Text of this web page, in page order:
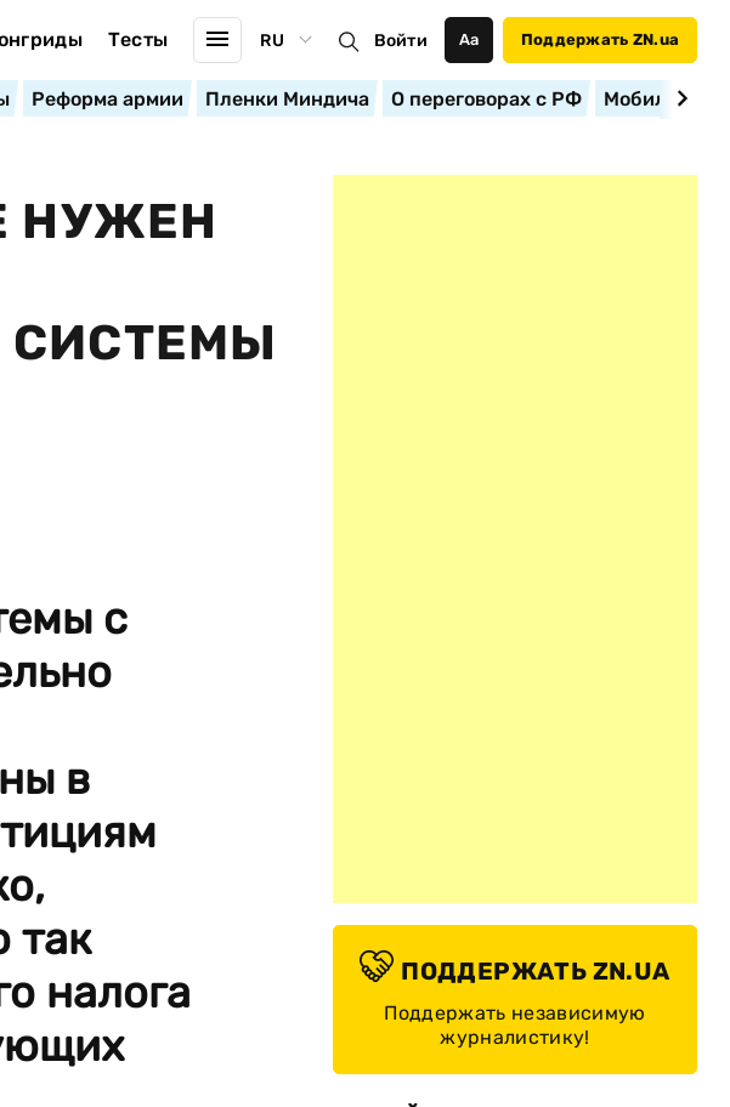
Тесты RU Войти Аа Поддержать ZN.ua
Реформа армии Пленки Миндича О переговорах с РФ
НУЖЕН
с
в
так
налога
ПОДДЕРЖАТЬ ZN.UA
Поддержать независимую
журналистику!